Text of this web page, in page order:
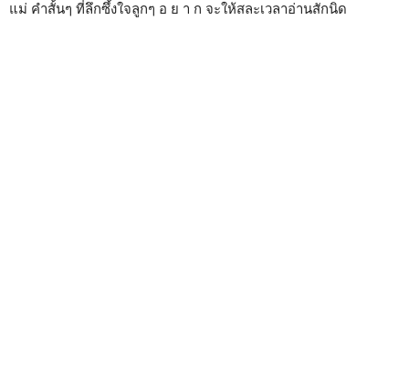
แม่ คำสั้นๆ ที่ลึกซึ้งใจลูกๆ อ ย า ก จะให้สละเวลาอ่านสักนิด